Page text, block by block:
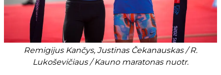
Remigijus Kančys, Justinas Čekanauskas / R.
Lukoševičiaus / Kauno maratonas nuotr.